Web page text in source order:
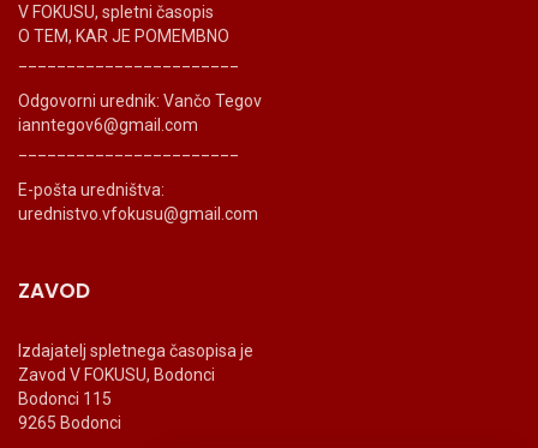
V FOKUSU, spletni časopis
O TEM, KAR JE POMEMBNO
Odgovorni urednik: Vančo Tegov
ianntegov6@gmail.com
E-pošta uredništva:
urednistvo.vfokusu@gmail.com
ZAVOD
Izdajatelj spletnega časopisa je
Zavod V FOKUSU, Bodonci
Bodonci 115
9265 Bodonci